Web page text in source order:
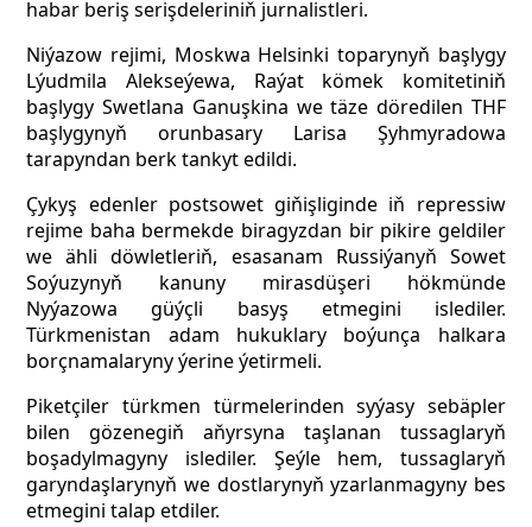
habar beriş serişdeleriniň jurnalistleri.
Niýazow rejimi, Moskwa Helsinki toparynyň başlygy
Lýudmila Alekseýewa, Raýat kömek komitetiniň
başlygy Swetlana Ganuşkina we täze döredilen THF
başlygynyň orunbasary Larisa Şyhmyradowa
tarapyndan berk tankyt edildi.
Çykyş edenler postsowet giňişliginde iň repressiw
rejime baha bermekde biragyzdan bir pikire geldiler
we ähli döwletleriň, esasanam Russiýanyň Sowet
Soýuzynyň kanuny mirasdüşeri hökmünde
Nyýazowa güýçli basyş etmegini islediler.
Türkmenistan adam hukuklary boýunça halkara
borçnamalaryny ýerine ýetirmeli.
Piketçiler türkmen türmelerinden syýasy sebäpler
bilen gözenegiň aňyrsyna taşlanan tussaglaryň
boşadylmagyny islediler. Şeýle hem, tussaglaryň
garyndaşlarynyň we dostlarynyň yzarlanmagyny bes
etmegini talap etdiler.